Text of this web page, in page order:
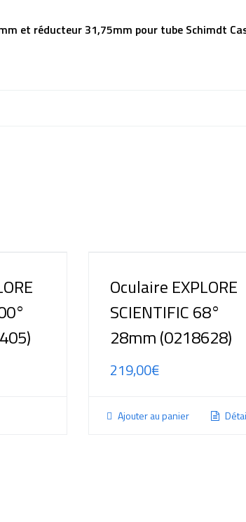
et réducteur 31,75mm pour tube Schimdt
Oculaire EXPLORE
SCIENTIFIC 68°
28mm (0218628)
219,00€
Ajouter au panier